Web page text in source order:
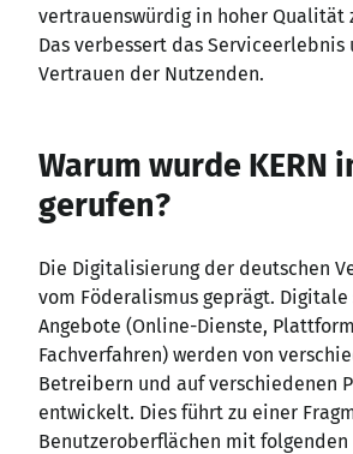
vertrauenswürdig in hoher Qualität
Das verbessert das Serviceerlebnis
Vertrauen der Nutzenden.
Warum wurde KERN
gerufen?
Die Digitalisierung der deutschen
vom Föderalismus geprägt.
Angebote (Online-Dienste,
Fachverfahren) werden von
Betreibern und auf verschiedenen
entwickelt. Dies führt zu einer
Benutzeroberflächen mit folgenden